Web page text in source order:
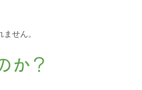
せん。
か？